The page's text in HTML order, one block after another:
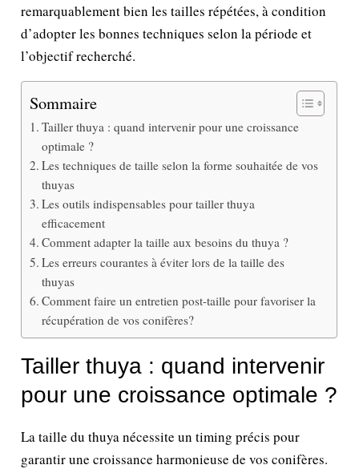
remarquablement bien les tailles répétées, à condition
d’adopter les bonnes techniques selon la période et
l’objectif recherché.
Sommaire
Tailler thuya : quand intervenir pour une croissance
optimale ?
Les techniques de taille selon la forme souhaitée de vos
thuyas
Les outils indispensables pour tailler thuya
efficacement
Comment adapter la taille aux besoins du thuya ?
Les erreurs courantes à éviter lors de la taille des
thuyas
Comment faire un entretien post-taille pour favoriser la
récupération de vos conifères?
Tailler thuya : quand intervenir
pour une croissance optimale ?
La taille du thuya nécessite un timing précis pour
garantir une croissance harmonieuse de vos conifères.